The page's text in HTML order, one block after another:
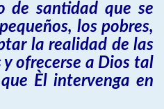
de santidad que se
los pobres,
la realidad de las
ofrecerse a Dios tal
Èl intervenga en